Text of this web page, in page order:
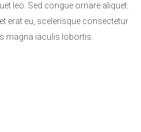
leo. Sed congue ornare aliquet.
erat eu, scelerisque consectetur
magna iaculis lobortis.